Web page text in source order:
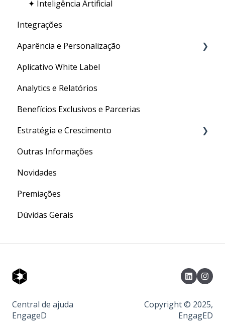
✦ Inteligência Artificial
Integrações
Aparência e Personalização
URL Personalizada
Personalizações Gerais
Aplicativo White Label
Analytics e Relatórios
Benefícios Exclusivos e Parcerias
Estratégia e Crescimento
Social Media
Conversão
Marketing Digital
Outras Informações
Novidades
Premiações
Dúvidas Gerais
Central de ajuda
EngageD
Copyright © 2025,
EngagED